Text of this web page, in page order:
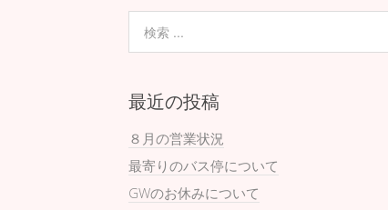
最近の投稿
８月の営業状況
最寄りのバス停について
GWのお休みについて